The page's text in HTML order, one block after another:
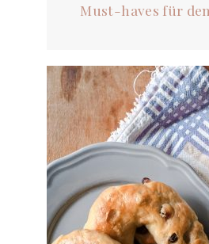
Must-haves für